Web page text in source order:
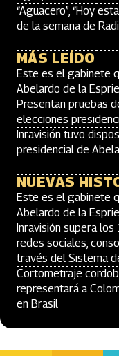
“Aguacero”, “Hoy
de la semana de
MÁS LEÍDO
Este es el gabinete
Abelardo de la
Presentan pruebas
elecciones
Inravisión tuvo
presidencial de
NUEVAS
Este es el gabinete
Abelardo de la
Inravisión supera
redes sociales,
través del Sistema
Cortometraje
representará a
en Brasil